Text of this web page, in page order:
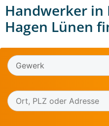
Handwerker
Hagen Lünen